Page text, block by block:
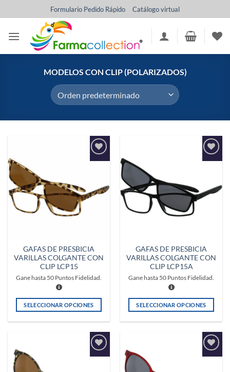
al
contenido
Formulario Pedido Rápido Catálogo virtual
MODELOS CON CLIP (POLARIZADOS)
Añadir
GAFAS DE PRESBICIA
VARILLAS COLGANTE CON
CLIP LCP15
Gane hasta 50 Puntos Fidelidad.
SELECCIONAR OPCIONES
Añadir
GAFAS DE PRESBICIA
VARILLAS COLGANTE CON
CLIP LCP15A
Gane hasta 50 Puntos Fidelidad.
SELECCIONAR OPCIONES
Añadir
Añadir